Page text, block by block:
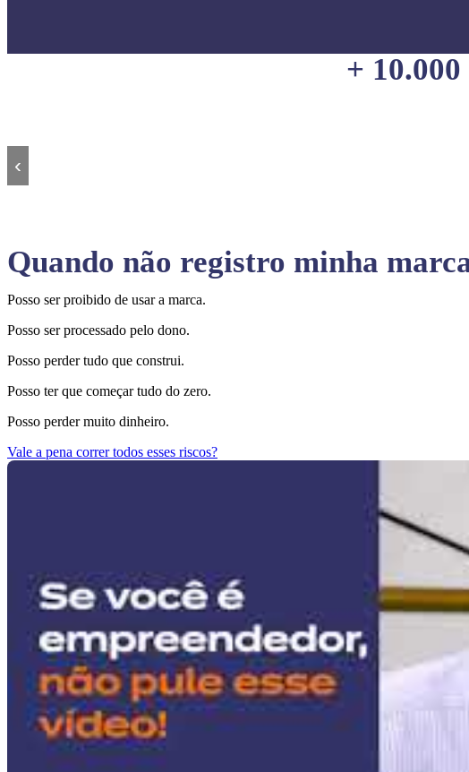
+
‹
Quando não registro minha
Posso ser proibido de usar a marca.
Posso ser processado pelo dono.
Posso perder tudo que construi.
Posso ter que começar tudo do zero.
Posso perder muito dinheiro.
Vale a pena correr todos esses riscos?